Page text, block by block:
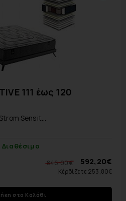
111 έως 120
Sensit...
Διαθέσιμο
846,00 € 592,20€
Κέρδίζετε 253,80€
στο Καλάθι